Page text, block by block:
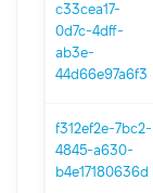
c33cea17-
0d7c-4dff-
ab3e-
44d66e97a6f3
f312ef2e-7bc2-
4845-a630-
b4e17180636d